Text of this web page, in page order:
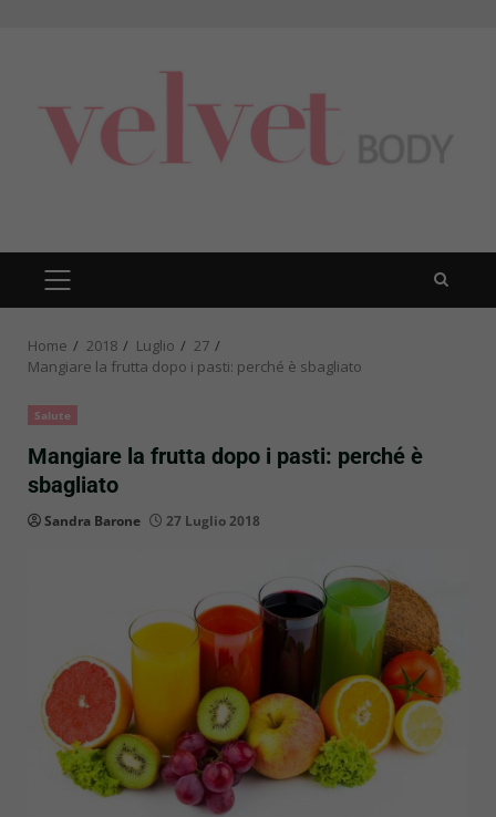
PRIMARY
MENU
Home 2018 Luglio
27
Mangiare la frutta dopo i pasti: perché è sbagliato
Salute
Mangiare la frutta dopo i pasti: perché è
sbagliato
Sandra Barone 27 Luglio 2018